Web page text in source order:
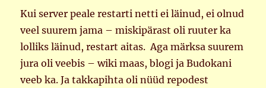
Kui server peale restarti netti ei läinud, ei olnud
veel suurem jama – miskipärast oli ruuter ka
lolliks läinud, restart aitas. Aga märksa suurem
jura oli veebis – wiki maas, blogi ja Budokani
veeb ka. Ja takkapihta oli nüüd repodest